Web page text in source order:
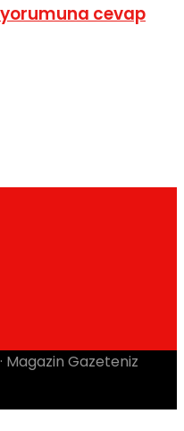
yorumuna cevap
· Magazin Gazeteniz